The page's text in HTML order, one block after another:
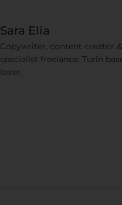
Sara Elia
Copywriter, content creator &
specialist freelance. Turin
lover.